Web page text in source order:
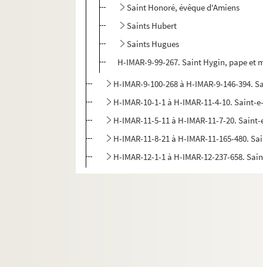
Saint Honoré, évêque d'Amiens
Saints Hubert
Saints Hugues
H-IMAR-9-99-267. Saint Hygin, pape et
H-IMAR-9-100-268 à H-IMAR-9-146-394.
H-IMAR-10-1-1 à H-IMAR-11-4-10.
H-IMAR-11-5-11 à H-IMAR-11-7-20.
H-IMAR-11-8-21 à H-IMAR-11-165-480.
H-IMAR-12-1-1 à H-IMAR-12-237-658.